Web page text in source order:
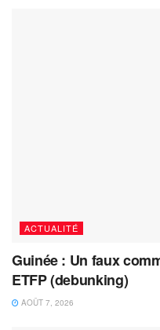
ACTUALITÉ
Guinée : Un faux
ETFP (debunking)
AOÛT 7, 2026